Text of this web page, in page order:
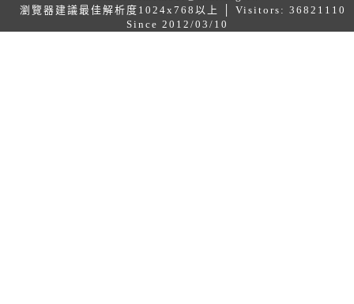
瀏覽器建議最佳解析度1024x768以上 │ Visitors: 36821110
Since 2012/03/10